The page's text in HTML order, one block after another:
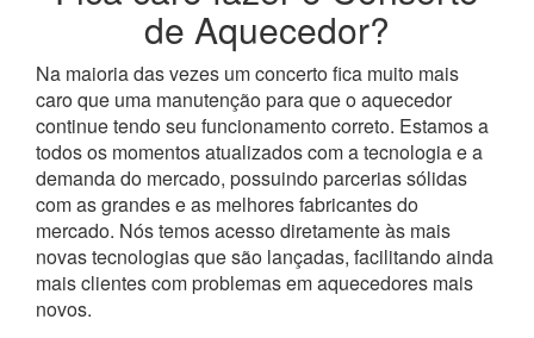
de Aquecedor?
Na maioria das vezes um concerto fica muito mais
caro que uma manutenção para que o aquecedor
continue tendo seu funcionamento correto. Estamos a
todos os momentos atualizados com a tecnologia e a
demanda do mercado, possuindo parcerias sólidas
com as grandes e as melhores fabricantes do
mercado. Nós temos acesso diretamente às mais
novas tecnologias que são lançadas, facilitando ainda
mais clientes com problemas em aquecedores mais
novos.